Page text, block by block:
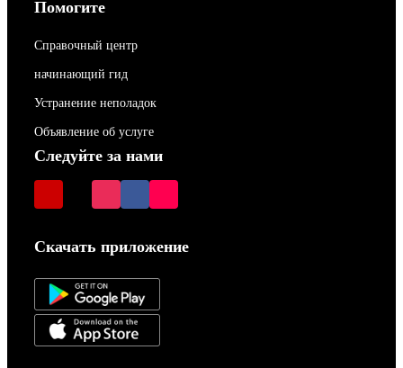
Помогите
Справочный центр
начинающий гид
Устранение неполадок
Объявление об услуге
Следуйте за нами
Скачать приложение